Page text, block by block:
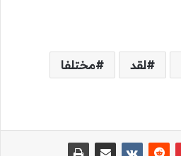
لقد مختلفا